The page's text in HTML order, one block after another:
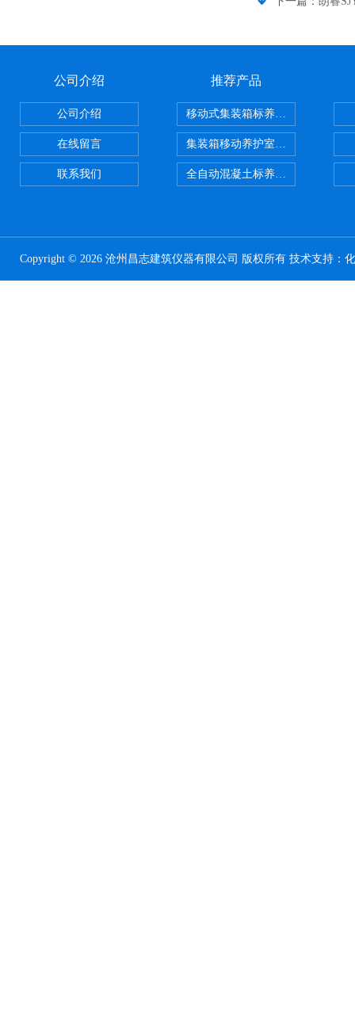
公司介绍
公司介绍
在线留言
联系我们
推荐产品
移动式集装箱标养室 养护室设备
集装箱移动养护室 标养室
全自动混凝土标养室恒温恒湿设备
Copyright © 2026 沧州昌志建筑仪器有限公司 版权所有 技术支持：